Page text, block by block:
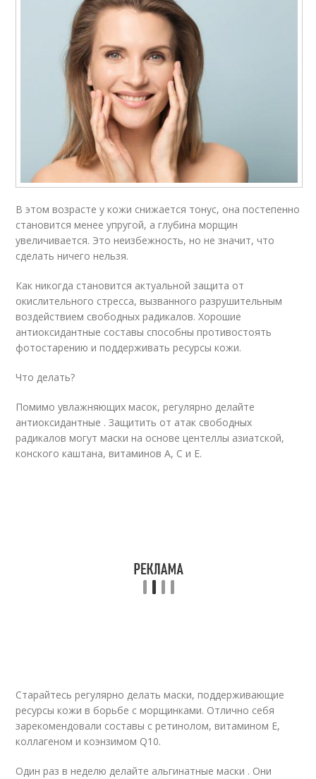
В этом возрасте у кожи снижается тонус, она постепенно
становится менее упругой, а глубина морщин
увеличивается. Это неизбежность, но не значит, что
сделать ничего нельзя.
Как никогда становится актуальной защита от
окислительного стресса, вызванного разрушительным
воздействием свободных радикалов. Хорошие
антиоксидантные составы способны противостоять
фотостарению и поддерживать ресурсы кожи.
Что делать?
Помимо увлажняющих масок, регулярно делайте
антиоксидантные . Защитить от атак свободных
радикалов могут маски на основе центеллы азиатской,
конского каштана, витаминов А, С и Е.
Старайтесь регулярно делать маски, поддерживающие
ресурсы кожи в борьбе с морщинками. Отлично себя
зарекомендовали составы с ретинолом, витамином Е,
коллагеном и коэнзимом Q10.
Один раз в неделю делайте альгинатные маски . Они